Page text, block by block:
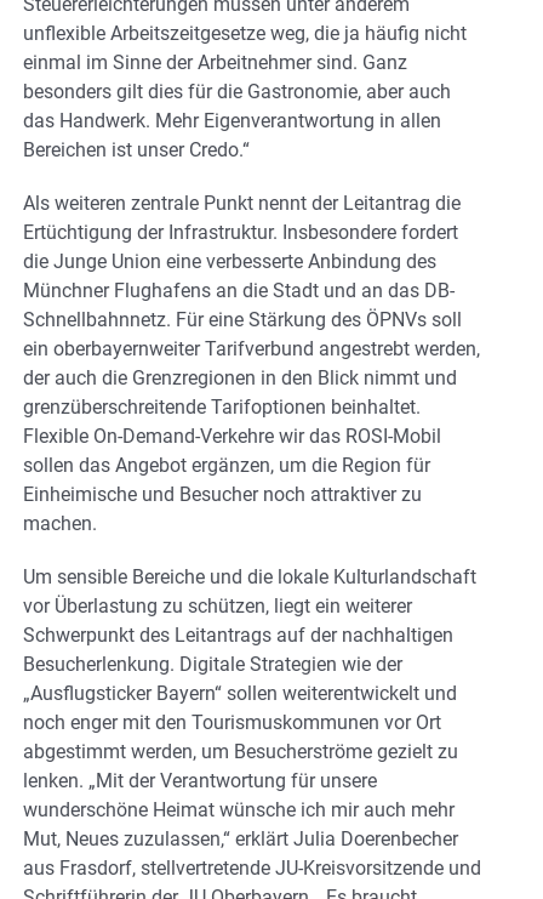
unflexible Arbeitszeitgesetze weg, die ja häufig nicht
einmal im Sinne der Arbeitnehmer sind. Ganz
besonders gilt dies für die Gastronomie, aber auch
das Handwerk. Mehr Eigenverantwortung in allen
Bereichen ist unser Credo.“
Als weiteren zentrale Punkt nennt der Leitantrag die
Ertüchtigung der Infrastruktur. Insbesondere fordert
die Junge Union eine verbesserte Anbindung des
Münchner Flughafens an die Stadt und an das DB-
Schnellbahnnetz. Für eine Stärkung des ÖPNVs soll
ein oberbayernweiter Tarifverbund angestrebt werden,
der auch die Grenzregionen in den Blick nimmt und
grenzüberschreitende Tarifoptionen beinhaltet.
Flexible On-Demand-Verkehre wir das ROSI-Mobil
sollen das Angebot ergänzen, um die Region für
Einheimische und Besucher noch attraktiver zu
machen.
Um sensible Bereiche und die lokale Kulturlandschaft
vor Überlastung zu schützen, liegt ein weiterer
Schwerpunkt des Leitantrags auf der nachhaltigen
Besucherlenkung. Digitale Strategien wie der
„Ausflugsticker Bayern“ sollen weiterentwickelt und
noch enger mit den Tourismuskommunen vor Ort
abgestimmt werden, um Besucherströme gezielt zu
lenken. „Mit der Verantwortung für unsere
wunderschöne Heimat wünsche ich mir auch mehr
Mut, Neues zuzulassen,“ erklärt Julia Doerenbecher
aus Frasdorf, stellvertretende JU-Kreisvorsitzende und